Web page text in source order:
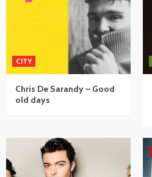
CITY
Chris De Sarandy – Good
old days